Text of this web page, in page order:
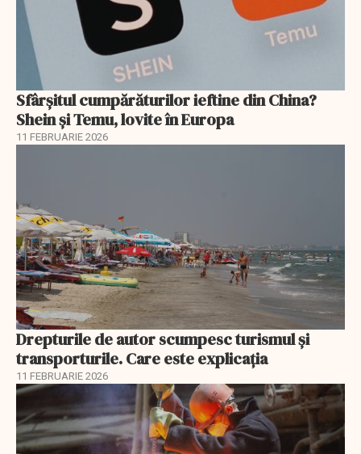
Sfârșitul cumpărăturilor ieftine din China?
Shein și Temu, lovite în Europa
11 FEBRUARIE 2026
Drepturile de autor scumpesc turismul și
transporturile. Care este explicația
11 FEBRUARIE 2026